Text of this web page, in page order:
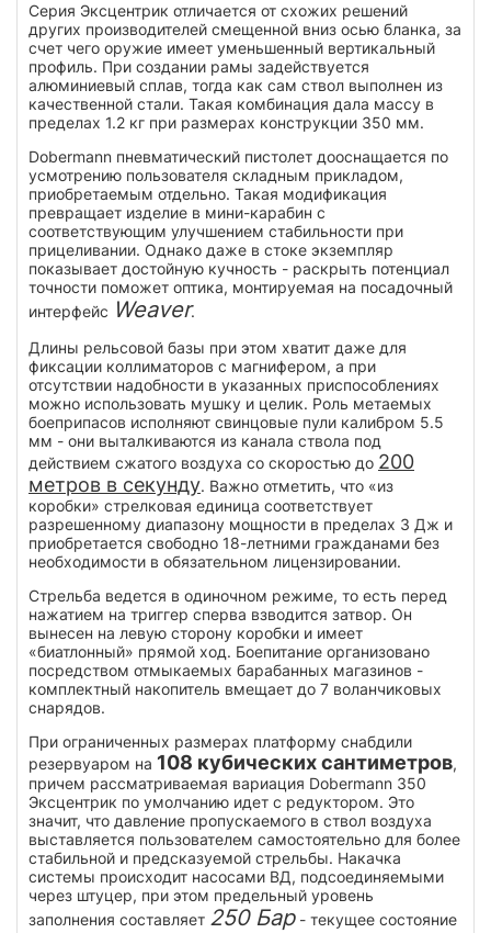
Серия Эксцентрик отличается от схожих решений
других производителей смещенной вниз осью бланка, за
счет чего оружие имеет уменьшенный вертикальный
профиль. При создании рамы задействуется
алюминиевый сплав, тогда как сам ствол выполнен из
качественной стали. Такая комбинация дала массу в
пределах 1.2 кг при размерах конструкции 350 мм.
Dobermann пневматический пистолет дооснащается по
усмотрению пользователя складным прикладом,
приобретаемым отдельно. Такая модификация
превращает изделие в мини-карабин с
соответствующим улучшением стабильности при
прицеливании. Однако даже в стоке экземпляр
показывает достойную кучность - раскрыть потенциал
точности поможет оптика, монтируемая на посадочный
интерфейс Weaver.
Длины рельсовой базы при этом хватит даже для
фиксации коллиматоров с магнифером, а при
отсутствии надобности в указанных приспособлениях
можно использовать мушку и целик. Роль метаемых
боеприпасов исполняют свинцовые пули калибром 5.5
мм - они выталкиваются из канала ствола под
действием сжатого воздуха со скоростью до 200
метров в секунду. Важно отметить, что «из
коробки» стрелковая единица соответствует
разрешенному диапазону мощности в пределах 3 Дж и
приобретается свободно 18-летними гражданами без
необходимости в обязательном лицензировании.
Стрельба ведется в одиночном режиме, то есть перед
нажатием на триггер сперва взводится затвор. Он
вынесен на левую сторону коробки и имеет
«биатлонный» прямой ход. Боепитание организовано
посредством отмыкаемых барабанных магазинов -
комплектный накопитель вмещает до 7 воланчиковых
снарядов.
При ограниченных размерах платформу снабдили
резервуаром на 108 кубических сантиметров,
причем рассматриваемая вариация Dobermann 350
Эксцентрик по умолчанию идет с редуктором. Это
значит, что давление пропускаемого в ствол воздуха
выставляется пользователем самостоятельно для более
стабильной и предсказуемой стрельбы. Накачка
системы происходит насосами ВД, подсоединяемыми
через штуцер, при этом предельный уровень
заполнения составляет 250 Бар- текущее состояние